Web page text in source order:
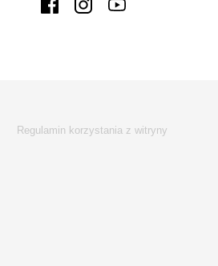
Regulamin korzystania z witryny